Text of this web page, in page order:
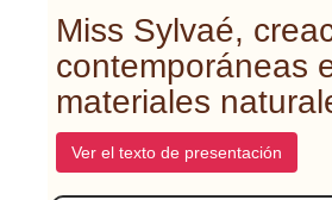
Miss Sylvaé,
contemporáneas
materiales
Ver el texto de presentación